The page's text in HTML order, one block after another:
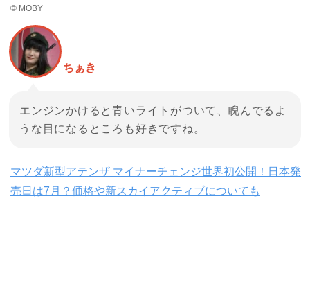
© MOBY
ちぁき
エンジンかけると青いライトがついて、睨んでるよ
うな目になるところも好きですね。
マツダ新型アテンザ マイナーチェンジ世界初公開！日本発
売日は7月？価格や新スカイアクティブについても